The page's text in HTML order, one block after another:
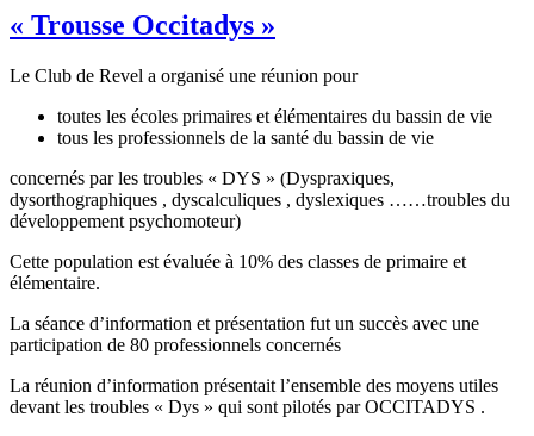
« Trousse Occitadys »
Le Club de Revel a organisé une réunion pour
toutes les écoles primaires et élémentaires du bassin de vie
tous les professionnels de la santé du bassin de vie
concernés par les troubles « DYS » (Dyspraxiques,
dysorthographiques , dyscalculiques , dyslexiques ……troubles du
développement psychomoteur)
Cette population est évaluée à 10% des classes de primaire et
élémentaire.
La séance d’information et présentation fut un succès avec une
participation de 80 professionnels concernés
La réunion d’information présentait l’ensemble des moyens utiles
devant les troubles « Dys » qui sont pilotés par OCCITADYS .